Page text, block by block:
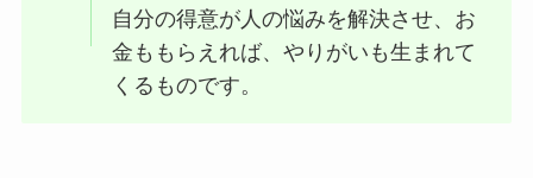
自分の得意が人の悩みを解決させ、お
金ももらえれば、やりがいも生まれて
くるものです。